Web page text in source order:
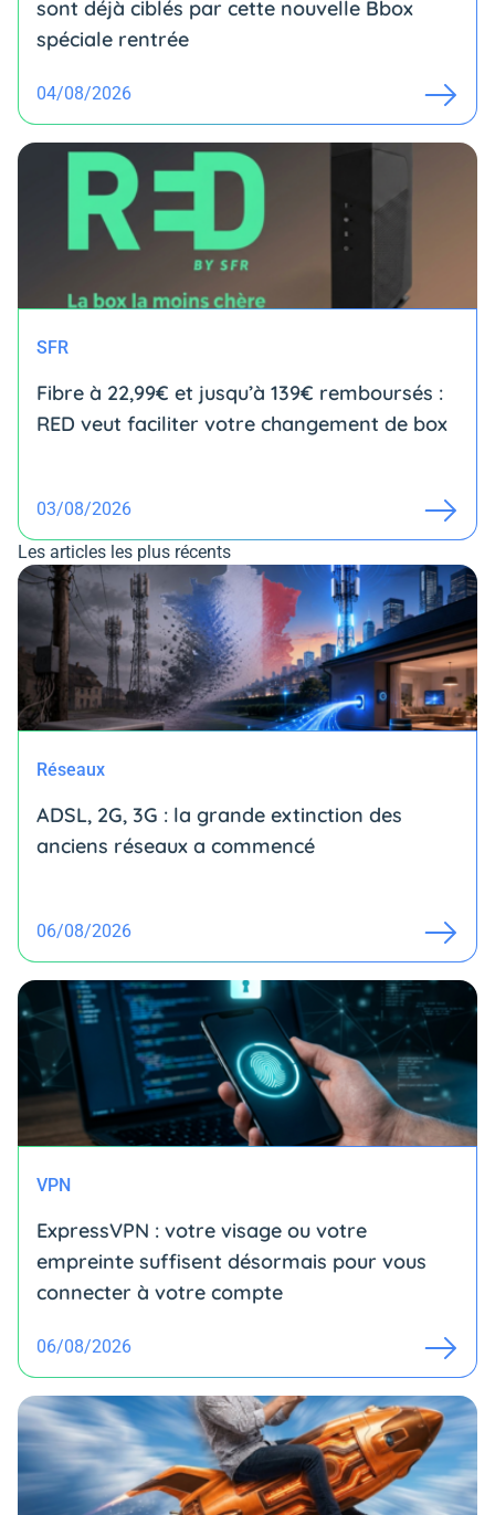
sont déjà ciblés par cette nouvelle Bbox
spéciale rentrée
04/08/2026
SFR
Fibre à 22,99€ et jusqu’à 139€ remboursés :
RED veut faciliter votre changement de box
03/08/2026
Les articles les plus récents
Réseaux
ADSL, 2G, 3G : la grande extinction des
anciens réseaux a commencé
06/08/2026
VPN
ExpressVPN : votre visage ou votre
empreinte suffisent désormais pour vous
connecter à votre compte
06/08/2026